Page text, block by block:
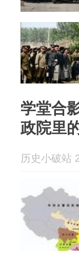
学堂合
政院里
历史小破站